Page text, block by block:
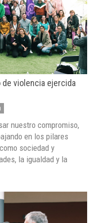
de violencia ejercida
nuestro compromiso,
en los pilares
sociedad y
la igualdad y la